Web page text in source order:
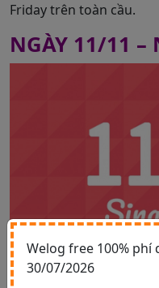
Friday trên toàn cầu.
NGÀY 11/11 –
Welog free 100% phí
30/07/2026